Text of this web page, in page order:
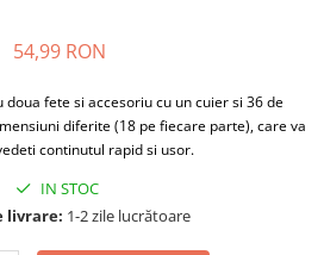
54,99 RON
fete si accesoriu cu un cuier si 36 de
diferite (18 pe fiecare parte), care va
continutul rapid si usor.
IN STOC
livrare: 1-2 zile lucrătoare